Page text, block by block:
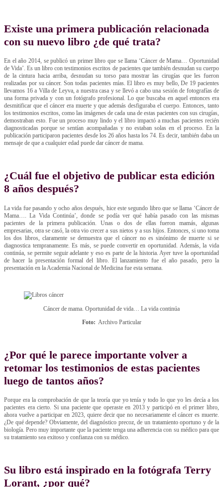
Existe una primera publicación relacionada
con su nuevo libro ¿de qué trata?
En el año 2014, se publicó un primer libro que se llama ‘Cáncer de Mama… Oportunidad
de Vida’. Es un libro con testimonios escritos de pacientes que también desnudan su cuerpo
de la cintura hacia arriba, desnudan su torso para mostrar las cirugías que les fueron
realizadas por su cáncer. Son todas pacientes mías. El libro es muy bello, De 19 pacientes
llevamos 16 a Villa de Leyva, a nuestra casa y se llevó a cabo una sesión de fotografías de
una forma privada y con un fotógrafo profesional. Lo que buscaba en aquel entonces era
desmitificar que el cáncer era muerte y que además desfiguraba el cuerpo. Entonces, tanto
los testimonios escritos, como las imágenes de cada una de estas pacientes con sus cirugías,
demostraban esto. Fue un proceso muy lindo y el libro impactó a muchas pacientes recién
diagnosticadas porque se sentían acompañadas y no estaban solas en el proceso. En la
publicación participaron pacientes desde los 26 años hasta los 74. Es decir, también daba un
mensaje de que a cualquier edad puede dar cáncer de mama.
¿Cuál fue el objetivo de publicar esta edición
8 años después?
La vida fue pasando y ocho años después, hice este segundo libro que se llama ‘Cáncer de
Mama…. La Vida Continúa’, donde se podía ver qué había pasado con las mismas
pacientes de la primera publicación. Unas o dos de ellas fueron mamás, algunas
empresarias, otra se casó, la otra vio crecer a sus nietos y a sus hijos. Entonces, si uno toma
los dos libros, claramente se demuestra que el cáncer no es sinónimo de muerte si se
diagnostica tempranamente. Es más, se puede convertir en oportunidad. Además, la vida
continúa, se permite seguir adelante y eso es parte de la historia. Ayer tuve la oportunidad
de hacer la presentación formal del libro. El lanzamiento fue el año pasado, pero la
presentación en la Academia Nacional de Medicina fue esta semana.
Cáncer de mama. Oportunidad de vida… La vida continúa
Foto: Archivo Particular
¿Por qué le parece importante volver a
retomar los testimonios de estas pacientes
luego de tantos años?
Porque era la comprobación de que la teoría que yo tenía y todo lo que yo les decía a los
pacientes era cierto. Si una paciente que operaste en 2013 y participó en el primer libro,
ahora vuelve a participar en 2023, quiere decir que no necesariamente el cáncer es muerte.
¿De qué depende? Obviamente, del diagnóstico precoz, de un tratamiento oportuno y de la
biología. Pero muy importante que la paciente tenga una adherencia con su médico para que
su tratamiento sea exitoso y confianza con su médico.
Su libro está inspirado en la fotógrafa Terry
Lorant, ¿por qué?